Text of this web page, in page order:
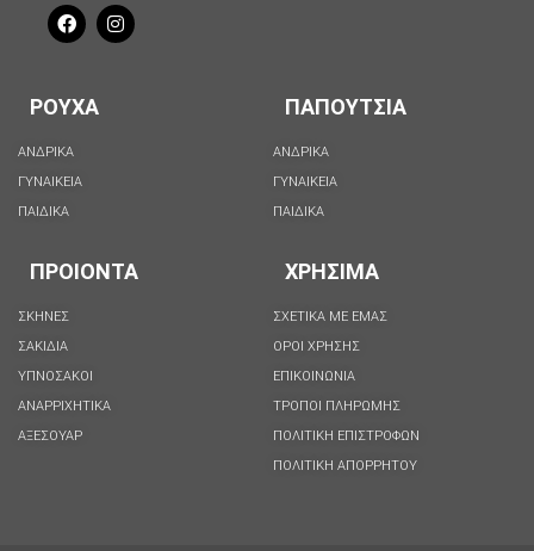
ΡΟΥΧΑ
ΑΝΔΡΙΚΑ
ΓΥΝΑΙΚΕΙΑ
ΠΑΙΔΙΚΑ
ΠΑΠΟΥΤΣΙΑ
ΑΝΔΡΙΚΑ
ΓΥΝΑΙΚΕΙΑ
ΠΑΙΔΙΚΑ
ΠΡΟΙΟΝΤΑ
ΣΚΗΝΕΣ
ΣΑΚΙΔΙΑ
ΥΠΝΟΣΑΚΟΙ
ΑΝΑΡΡΙΧΗΤΙΚΑ
ΑΞΕΣΟΥΑΡ
ΧΡΗΣΙΜΑ
ΣΧΕΤΙΚΑ ΜΕ ΕΜΑΣ
ΟΡΟΙ ΧΡΗΣΗΣ
ΕΠΙΚΟΙΝΩΝΙΑ
ΤΡΟΠΟΙ ΠΛΗΡΩΜΗΣ
ΠΟΛΙΤΙΚΗ ΕΠΙΣΤΡΟΦΩΝ
ΠΟΛΙΤΙΚΉ ΑΠΟΡΡΉΤΟΥ